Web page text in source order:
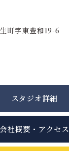
町字東豊和19-6
スタジオ詳細
会社概要・アクセス